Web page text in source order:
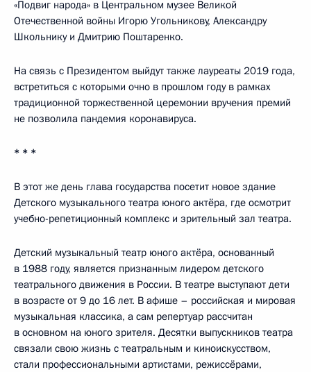
«Подвиг народа» в Центральном музее Великой
Отечественной войны Игорю Угольникову, Александру
Школьнику и Дмитрию Поштаренко.
На связь с Президентом выйдут также лауреаты 2019 года,
встретиться с которыми очно в прошлом году в рамках
традиционной торжественной церемонии вручения премий
не позволила пандемия коронавируса.
* * *
В этот же день глава государства посетит новое здание
Детского музыкального театра юного актёра, где осмотрит
учебно-репетиционный комплекс и зрительный зал театра.
Детский музыкальный театр юного актёра, основанный
в 1988 году, является признанным лидером детского
театрального движения в России. В театре выступают дети
в возрасте от 9 до 16 лет. В афише – российская и мировая
музыкальная классика, а сам репертуар рассчитан
в основном на юного зрителя. Десятки выпускников театра
связали свою жизнь с театральным и киноискусством,
стали профессиональными артистами, режиссёрами,